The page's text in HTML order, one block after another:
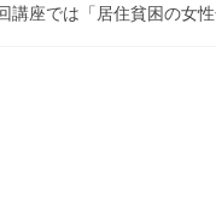
講座では「居住貧困の女